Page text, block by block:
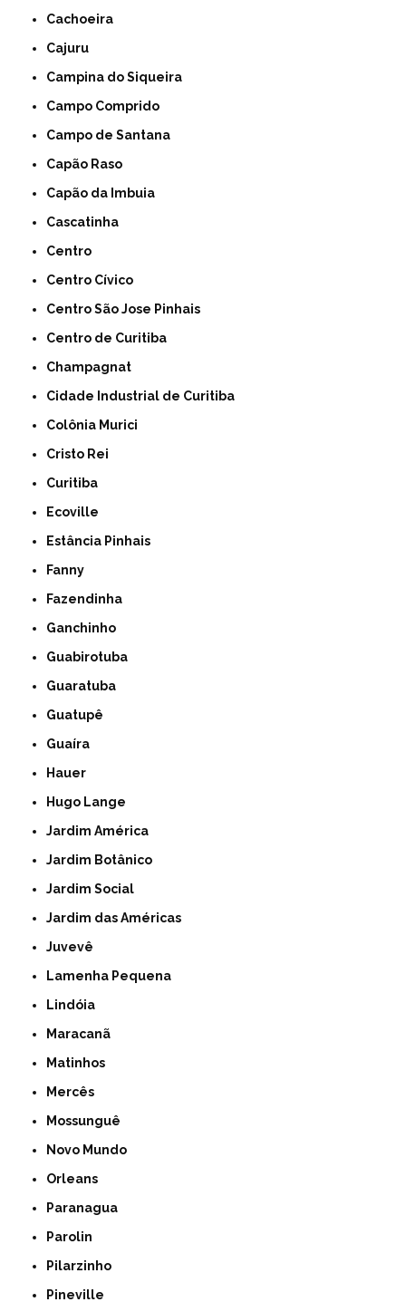
Cachoeira
Cajuru
Campina do Siqueira
Campo Comprido
Campo de Santana
Capão Raso
Capão da Imbuia
Cascatinha
Centro
Centro Cívico
Centro São Jose Pinhais
Centro de Curitiba
Champagnat
Cidade Industrial de Curitiba
Colônia Murici
Cristo Rei
Curitiba
Ecoville
Estância Pinhais
Fanny
Fazendinha
Ganchinho
Guabirotuba
Guaratuba
Guatupê
Guaíra
Hauer
Hugo Lange
Jardim América
Jardim Botânico
Jardim Social
Jardim das Américas
Juvevê
Lamenha Pequena
Lindóia
Maracanã
Matinhos
Mercês
Mossunguê
Novo Mundo
Orleans
Paranagua
Parolin
Pilarzinho
Pineville